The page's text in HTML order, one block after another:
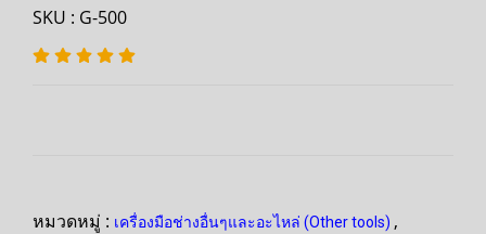
SKU : G-500
หมวดหมู่ : เครื่องมือช่างอื่นๆและอะไหล่ (Other tools) ,